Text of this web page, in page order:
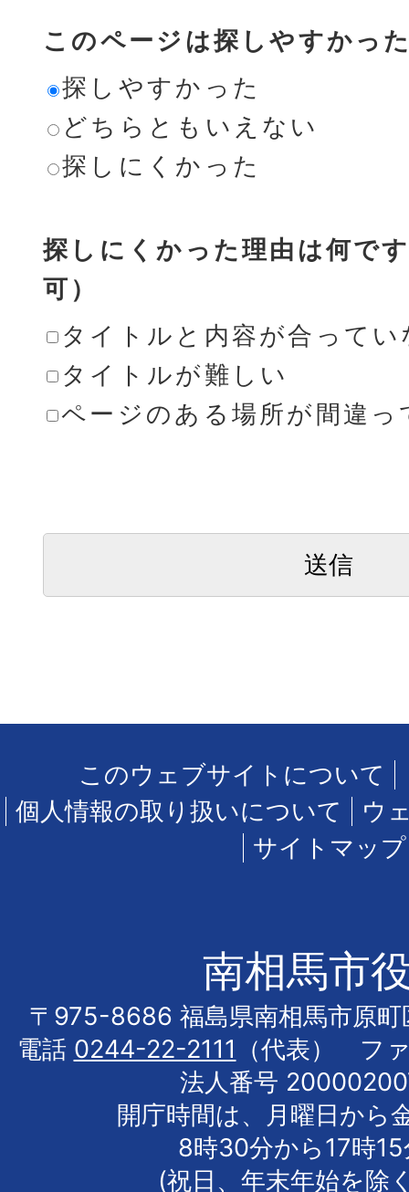
このページは探しやすかっ
探しやすかった
どちらともいえない
探しにくかった
探しにくかった理由は何で
可）
タイトルと内容が合ってい
タイトルが難しい
ページのある場所が間違っ
このウェブサイトについて
個人情報の取り扱いについて
ウ
サイトマップ
南相馬市
〒975-8686 福島県南相馬市原町
電話 0244-22-2111
（代表） フ
法人番号
開庁時間は、月曜日から
8時30分から17時
(祝日、年末年始を除